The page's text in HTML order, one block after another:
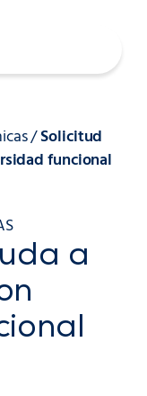
/Solicitud
funcional
a